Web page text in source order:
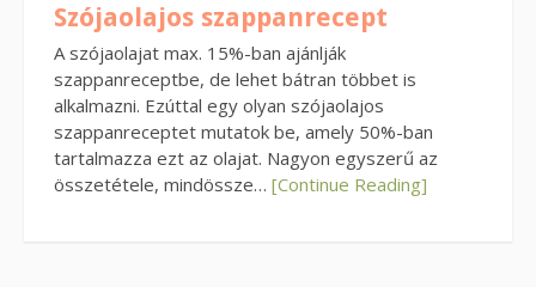
Szójaolajos szappanrecept
A szójaolajat max. 15%-ban ajánlják
szappanreceptbe, de lehet bátran többet is
alkalmazni. Ezúttal egy olyan szójaolajos
szappanreceptet mutatok be, amely 50%-ban
tartalmazza ezt az olajat. Nagyon egyszerű az
összetétele, mindössze… [Continue Reading]